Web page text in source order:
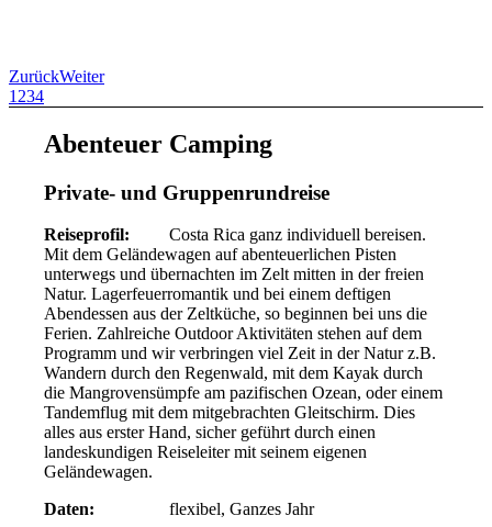
ZurückWeiter
1 234
Abenteuer Camping
Private- und Gruppenrundreise
Reiseprofil: Costa Rica ganz individuell bereisen.
Mit dem Geländewagen auf abenteuerlichen Pisten
unterwegs und übernachten im Zelt mitten in der freien
Natur. Lagerfeuerromantik und bei einem deftigen
Abendessen aus der Zeltküche, so beginnen bei uns die
Ferien. Zahlreiche Outdoor Aktivitäten stehen auf dem
Programm und wir verbringen viel Zeit in der Natur z.B.
Wandern durch den Regenwald, mit dem Kayak durch
die Mangrovensümpfe am pazifischen Ozean, oder einem
Tandemflug mit dem mitgebrachten Gleitschirm. Dies
alles aus erster Hand, sicher geführt durch einen
landeskundigen Reiseleiter mit seinem eigenen
Geländewagen.
Daten: flexibel, Ganzes Jahr